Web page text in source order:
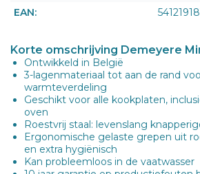
EAN:
Korte omschrijving Demeyere
Ontwikkeld in België
3-lagenmateriaal tot aan de rand
warmteverdeling
Geschikt voor alle kookplaten,
oven
Roestvrij staal: levenslang
Ergonomische gelaste grepen uit
en extra hygiënisch
Kan probleemloos in de vaatwasser